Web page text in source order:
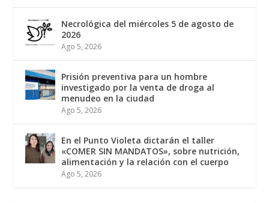
Necrológica del miércoles 5 de agosto de
2026
Ago 5, 2026
Prisión preventiva para un hombre
investigado por la venta de droga al
menudeo en la ciudad
Ago 5, 2026
En el Punto Violeta dictarán el taller
«COMER SIN MANDATOS», sobre nutrición,
alimentación y la relación con el cuerpo
Ago 5, 2026